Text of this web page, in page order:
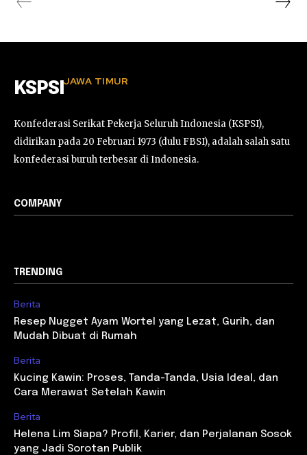
KSPSI JAWA TIMUR
Konfederasi Serikat Pekerja Seluruh Indonesia (KSPSI),
didirikan pada 20 Februari 1973 (dulu FBSI), adalah salah satu
konfederasi buruh terbesar di Indonesia.
COMPANY
TRENDING
Berita
Resep Nugget Ayam Wortel yang Lezat, Gurih, dan
Mudah Dibuat di Rumah
Berita
Kucing Kawin: Proses, Tanda-Tanda, Usia Ideal, dan
Cara Merawat Setelah Kawin
Berita
Helena Lim Siapa? Profil, Karier, dan Perjalanan Sosok
yang Jadi Sorotan Publik